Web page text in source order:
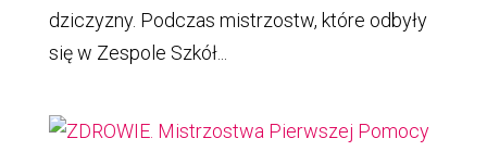
dziczyzny. Podczas mistrzostw, które odbyły
się w Zespole Szkół...